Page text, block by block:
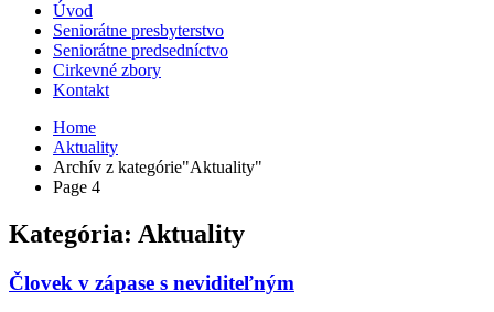
Úvod
Seniorátne presbyterstvo
Seniorátne predsedníctvo
Cirkevné zbory
Kontakt
Home
Aktuality
Archív z kategórie"Aktuality"
Page 4
Kategória: Aktuality
Človek v zápase s neviditeľným